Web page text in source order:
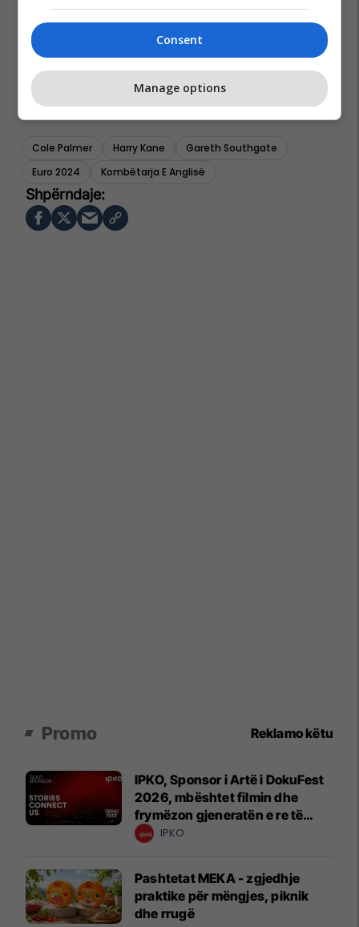
Cole Palmer Harry Kane
Gareth Southgate
Euro 2024
Kombëtarja E Anglisë
Promo Reklamo këtu
IPKO, Sponsor i Artë i DokuFest
2026, mbështet filmin dhe
frymëzon gjeneratën e re të
krijuesve
IPKO
Pashtetat MEKA - zgjedhje
praktike për mëngjes, piknik
dhe rrugë
Consent
Manage options